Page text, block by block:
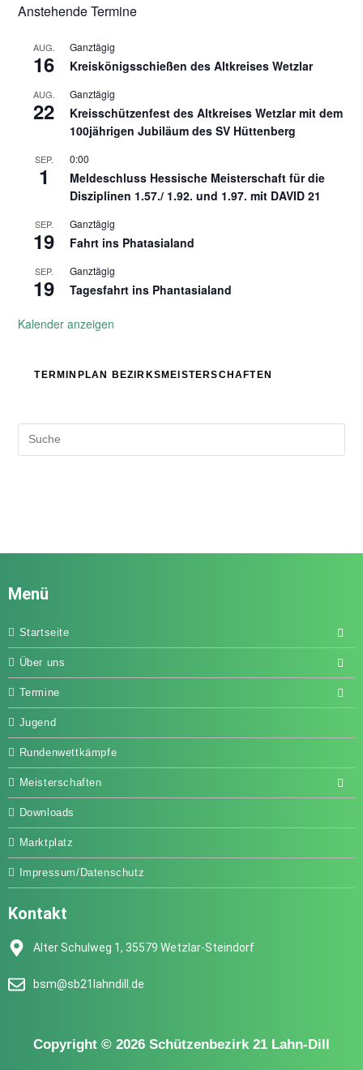
Anstehende Termine
AUG.
16
Ganztägig
Kreiskönigsschießen des Altkreises Wetzlar
AUG.
22
Ganztägig
Kreisschützenfest des Altkreises Wetzlar mit dem
100jährigen Jubiläum des SV Hüttenberg
SEP.
1
0:00
Meldeschluss Hessische Meisterschaft für die
Disziplinen 1.57./ 1.92. und 1.97. mit DAVID 21
SEP.
19
Ganztägig
Fahrt ins Phatasialand
SEP.
19
Ganztägig
Tagesfahrt ins Phantasialand
Kalender anzeigen
TERMINPLAN BEZIRKSMEISTERSCHAFTEN
Menü
Startseite
Über uns
Termine
Jugend
Rundenwettkämpfe
Meisterschaften
Downloads
Marktplatz
Impressum/Datenschutz
Kontakt
Alter Schulweg 1, 35579 Wetzlar-Steindorf
bsm@sb21lahndill.de
Copyright © 2026 Schützenbezirk 21 Lahn-Dill